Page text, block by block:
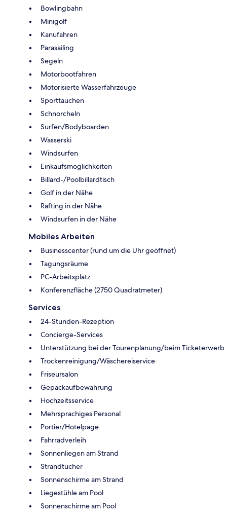
Bowlingbahn
Minigolf
Kanufahren
Parasailing
Segeln
Motorbootfahren
Motorisierte Wasserfahrzeuge
Sporttauchen
Schnorcheln
Surfen/Bodyboarden
Wasserski
Windsurfen
Einkaufsmöglichkeiten
Billard-/Poolbillardtisch
Golf in der Nähe
Rafting in der Nähe
Windsurfen in der Nähe
Mobiles Arbeiten
Businesscenter (rund um die Uhr geöffnet)
Tagungsräume
PC-Arbeitsplatz
Konferenzfläche (2750 Quadratmeter)
Services
24-Stunden-Rezeption
Concierge-Services
Unterstützung bei der Tourenplanung/beim Ticketerwerb
Trockenreinigung/Wäschereiservice
Friseursalon
Gepäckaufbewahrung
Hochzeitsservice
Mehrsprachiges Personal
Portier/Hotelpage
Fahrradverleih
Sonnenliegen am Strand
Strandtücher
Sonnenschirme am Strand
Liegestühle am Pool
Sonnenschirme am Pool